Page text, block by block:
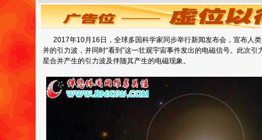
2017年10月16日，全球多国科学家同步举行新闻发布会，宣布人
并的引力波，并同时“看到”这一壮观宇宙事件发出的电磁信号。此次
星合并产生的引力波及伴随其产生的电磁现象。